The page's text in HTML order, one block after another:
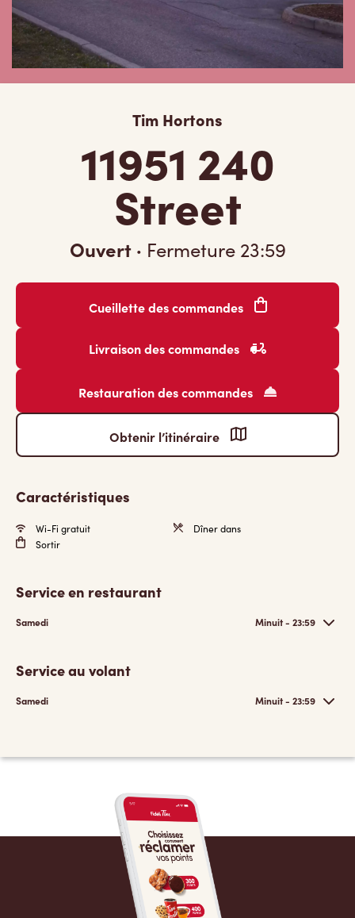
Tim Hortons
11951 240
Street
Ouvert · Fermeture 23:59
Cueillette des commandes
Livraison des commandes
Restauration des commandes
Obtenir l’itinéraire
Caractéristiques
Wi-Fi gratuit
Dîner dans
Sortir
Service en restaurant
Samedi Minuit - 23:59
Service au volant
Samedi Minuit - 23:59